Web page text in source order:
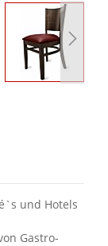
und Hotels
Gastro-